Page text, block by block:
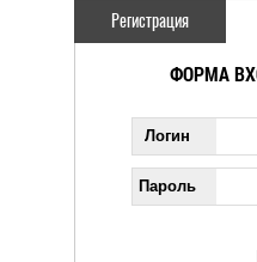
Регистрация
ФОРМА
Логин
Пароль